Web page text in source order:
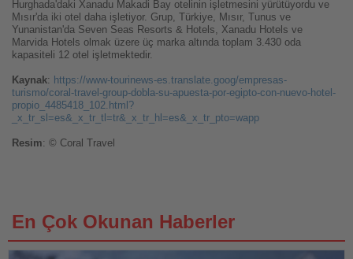
Hurghada'daki Xanadu Makadi Bay otelinin işletmesini yürütüyordu ve
Mısır'da iki otel daha işletiyor. Grup, Türkiye, Mısır, Tunus ve
Yunanistan'da Seven Seas Resorts & Hotels, Xanadu Hotels ve
Marvida Hotels olmak üzere üç marka altında toplam 3.430 oda
kapasiteli 12 otel işletmektedir.
Kaynak: https://www-tourinews-es.translate.goog/empresas-
turismo/coral-travel-group-dobla-su-apuesta-por-egipto-con-nuevo-hotel-
propio_4485418_102.html?
_x_tr_sl=es&_x_tr_tl=tr&_x_tr_hl=es&_x_tr_pto=wapp
Resim: © Coral Travel
En Çok Okunan Haberler